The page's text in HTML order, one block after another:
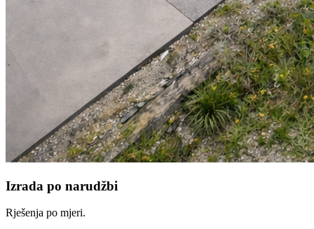
Izrada po narudžbi
Rješenja po mjeri.